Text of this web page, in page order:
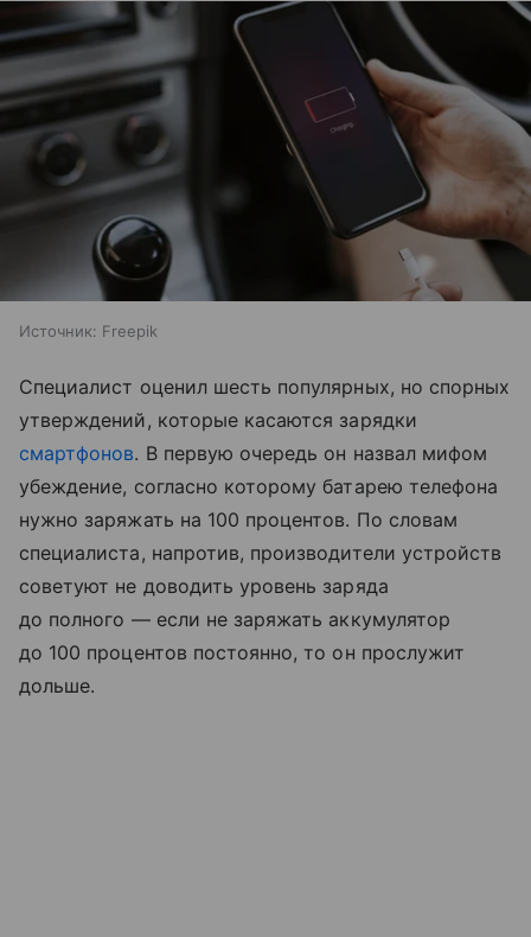
Источник: Freepik
Специалист оценил шесть популярных, но спорных
утверждений, которые касаются зарядки
смартфонов. В первую очередь он назвал мифом
убеждение, согласно которому батарею телефона
нужно заряжать на 100 процентов. По словам
специалиста, напротив, производители устройств
советуют не доводить уровень заряда
до полного — если не заряжать аккумулятор
до 100 процентов постоянно, то он прослужит
дольше.